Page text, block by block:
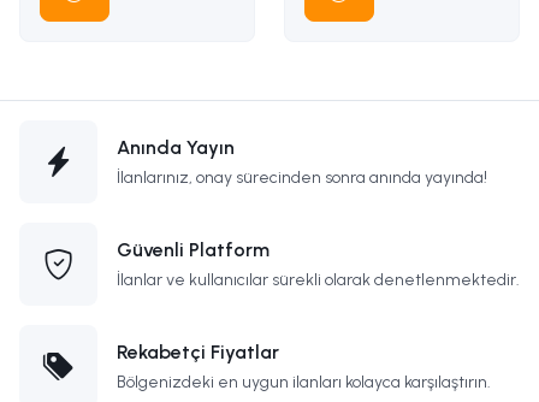
Anında Yayın
İlanlarınız, onay sürecinden sonra anında yayında!
Güvenli Platform
İlanlar ve kullanıcılar sürekli olarak denetlenmektedir.
Rekabetçi Fiyatlar
Bölgenizdeki en uygun ilanları kolayca karşılaştırın.